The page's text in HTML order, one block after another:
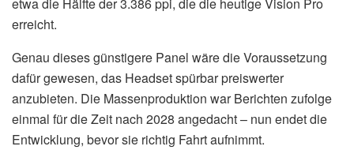
etwa die Hälfte der 3.386 ppi, die die heutige Vision Pro
erreicht.
Genau dieses günstigere Panel wäre die Voraussetzung
dafür gewesen, das Headset spürbar preiswerter
anzubieten. Die Massenproduktion war Berichten zufolge
einmal für die Zeit nach 2028 angedacht – nun endet die
Entwicklung, bevor sie richtig Fahrt aufnimmt.